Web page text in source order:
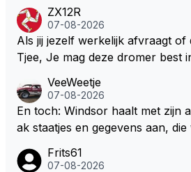
weet 🤮🤮
ZX12R
07-08-2026
Als jij jezelf werkelijk afvraagt of
Tjee, Je mag deze dromer best
aar voordragen uit eigen geest.
at je het leuk vindt sprookjes te
jezelf dan ook wel eens
ze wolff gesneden heeft?
VeeWeetje
07-08-2026
En toch: Windsor haalt met zijn
ak staatjes en gegevens aan,
okies made of your own dough"
Frits61
07-08-2026